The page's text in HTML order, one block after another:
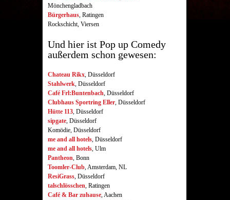
Mönchengladbach
Bürgerhaus, Ratingen
Rockschicht, Viersen
Und hier ist Pop up Comedy
außerdem schon gewesen:
Chateau Rikx, Düsseldorf
Stahlwerk, Düsseldorf
Café Frl:Buntenbach, Düsseldorf
Clubhaus Sportring Eller, Düsseldorf
Hütte 113, Düsseldorf
sipgate, Düsseldorf
Komödie, Düsseldorf
me and all hotels, Düsseldorf
me and all hotels, Ulm
Pantheon, Bonn
Toomler-Club, Amsterdam, NL
ResiGrass, Düsseldorf
talschlösschen, Ratingen
Café & Bar zuhause, Aachen